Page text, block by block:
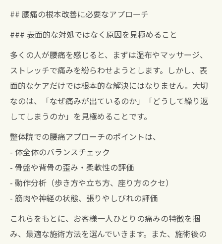
## 腰痛の根本改善に必要なアプローチ
### 表面的な対処ではなく原因を見極めること
多くの人が腰痛を感じると、まずは湿布やマッサージ、
ストレッチで痛みを紛らわせようとします。しかし、表
面的なケアだけでは根本的な解決にはなりません。大切
なのは、「なぜ痛みが出ているのか」「どうして繰り返
してしまうのか」を見極めることです。
整体院での腰痛アプローチのポイントは、
- 体全体のバランスチェック
- 骨盤や背骨の歪み・柔軟性の評価
- 動作分析（歩き方や立ち方、座り方のクセ）
- 筋肉や神経の状態、張りやしびれの評価
これらをもとに、お客様一人ひとりの痛みの特徴を掴
み、最適な施術方法を選んでいきます。また、施術後の